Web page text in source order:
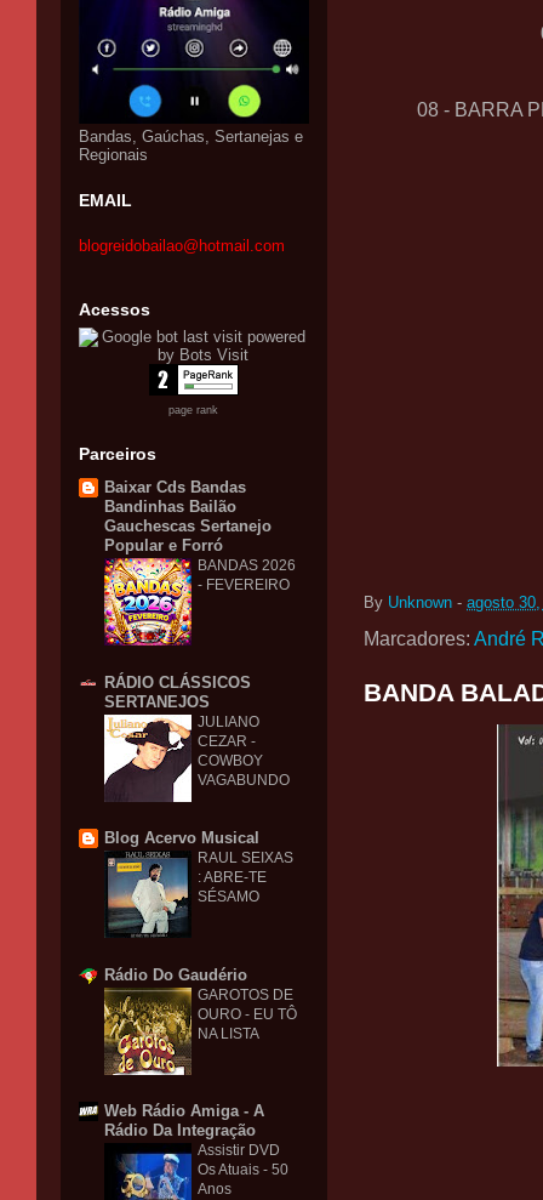
08 - BARRA
By Unknown - agosto
Marcadores: André
BANDA
Bandas, Gaúchas, Sertanejas e
Regionais
EMAIL
blogreidobailao@hotmail.com
Acessos
page rank
Parceiros
Baixar Cds Bandas
Bandinhas Bailão
Gauchescas Sertanejo
Popular e Forró
BANDAS 2026
- FEVEREIRO
RÁDIO CLÁSSICOS
SERTANEJOS
JULIANO
CEZAR -
COWBOY
VAGABUNDO
Blog Acervo Musical
RAUL SEIXAS
: ABRE-TE
SÉSAMO
Rádio Do Gaudério
GAROTOS DE
OURO - EU TÔ
NA LISTA
Web Rádio Amiga - A
Rádio Da Integração
Assistir DVD
Os Atuais - 50
Anos